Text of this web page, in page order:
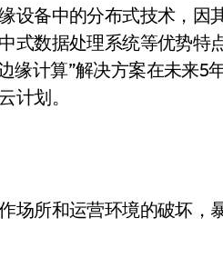
式数据处理系统等优势特
缘计算”解决方案在未来5
计划。
场所和运营环境的破坏，